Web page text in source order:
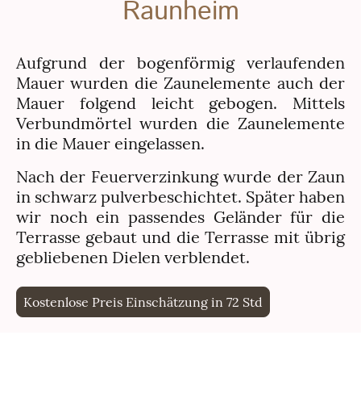
Raunheim
Aufgrund der bogenförmig verlaufenden
Mauer wurden die Zaunelemente auch der
Mauer folgend leicht gebogen. Mittels
Verbundmörtel wurden die Zaunelemente
in die Mauer eingelassen.
Nach der Feuerverzinkung wurde der Zaun
in schwarz pulverbeschichtet. Später haben
wir noch ein passendes Geländer für die
Terrasse gebaut und die Terrasse mit übrig
gebliebenen Dielen verblendet.
Kostenlose Preis Einschätzung in 72 Std